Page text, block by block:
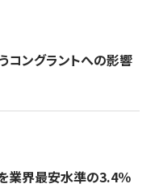
コングラントへの影響
業界最安水準の3.4％